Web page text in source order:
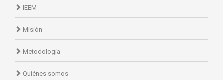
IEEM
Misión
Metodología
Quiénes somos